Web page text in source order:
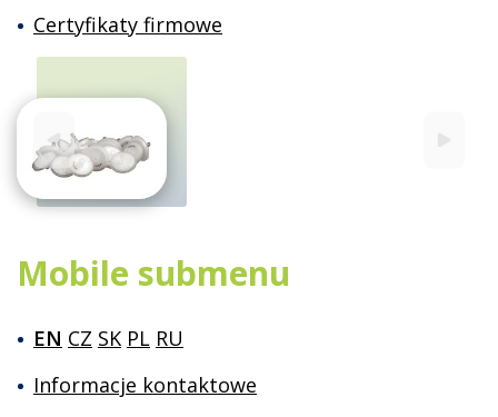
Certyfikaty firmowe
Mobile submenu
EN CZ SK PL RU
Informacje kontaktowe